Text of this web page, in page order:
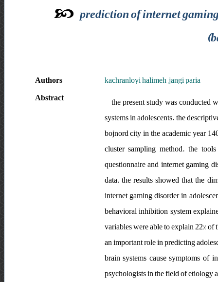
prediction of internet
Authors
kachranloyi halimeh ,jangi paria
Abstract
the present study was conducted
systems in adolescents. the
bojnord city in the academic year
cluster sampling method. the
questionnaire and internet gaming
data. the results showed that the
internet gaming disorder in
behavioral inhibition system
variables were able to explain 22%
an important role in predicting
brain systems cause symptoms of
psychologists in the field of etiology